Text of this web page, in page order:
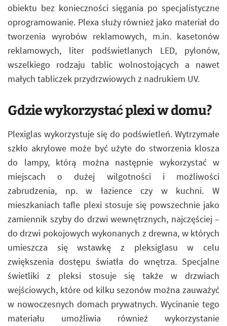
obiektu bez konieczności sięgania po specjalistyczne
oprogramowanie. Plexa służy również jako materiał do
tworzenia wyrobów reklamowych, m.in. kasetonów
reklamowych, liter podświetlanych LED, pylonów,
wszelkiego rodzaju tablic wolnostojących a nawet
małych tabliczek przydrzwiowych z nadrukiem UV.
Gdzie wykorzystać plexi w domu?
Plexiglas wykorzystuje się do podświetleń. Wytrzymałe
szkło akrylowe może być użyte do stworzenia klosza
do lampy, którą można następnie wykorzystać w
miejscach o dużej wilgotności i możliwości
zabrudzenia, np. w łazience czy w kuchni. W
mieszkaniach tafle plexi stosuje się powszechnie jako
zamiennik szyby do drzwi wewnętrznych, najczęściej –
do drzwi pokojowych wykonanych z drewna, w których
umieszcza się wstawkę z pleksiglasu w celu
zwiększenia dostępu światła do wnętrza. Specjalne
świetliki z pleksi stosuje się także w drzwiach
wejściowych, które od kilku sezonów można zauważyć
w nowoczesnych domach prywatnych. Wycinanie tego
materiału umożliwia również wykorzystanie